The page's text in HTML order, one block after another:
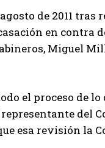
de 2011 tras
en contra
Miguel
el proceso de lo
del
esa revisión la